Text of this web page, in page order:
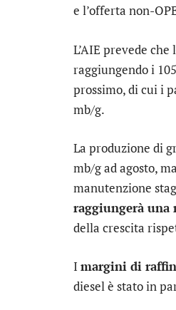
e l’offerta non-
L’AIE prevede che
raggiungendo i
prossimo, di cui i
mb/g.
La produzione di
mb/g ad agosto,
manutenzione
raggiungerà una
della crescita
I margini di
diesel è stato in